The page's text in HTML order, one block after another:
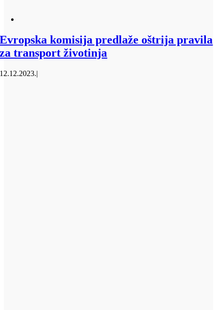
Evropska komisija predlaže oštrija pravila
za transport životinja
12.12.2023.|